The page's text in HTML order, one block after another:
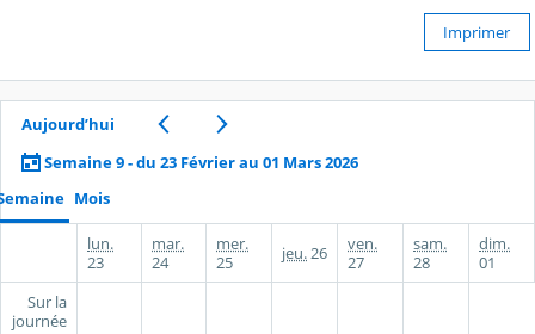
Imprimer
Aujourd’hui
Semaine 9 - du 23 Février au 01 Mars 2026
Mois
lun.
23
mar.
24
mer.
25
jeu.26
ven.
27
sam.
28
dim.
01
Sur la
journée